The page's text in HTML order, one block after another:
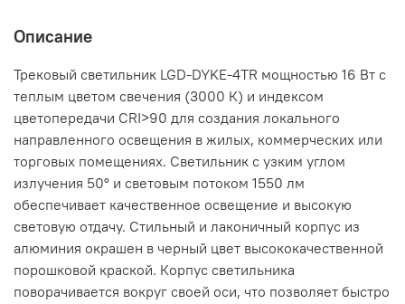
Описание
Трековый светильник LGD-DYKE-4TR мощностью 16 Вт с
теплым цветом свечения (3000 К) и индексом
цветопередачи CRI>90 для создания локального
направленного освещения в жилых, коммерческих или
торговых помещениях. Светильник с узким углом
излучения 50° и световым потоком 1550 лм
обеспечивает качественное освещение и высокую
световую отдачу. Стильный и лаконичный корпус из
алюминия окрашен в черный цвет высококачественной
порошковой краской. Корпус светильника
поворачивается вокруг своей оси, что позволяет быстро